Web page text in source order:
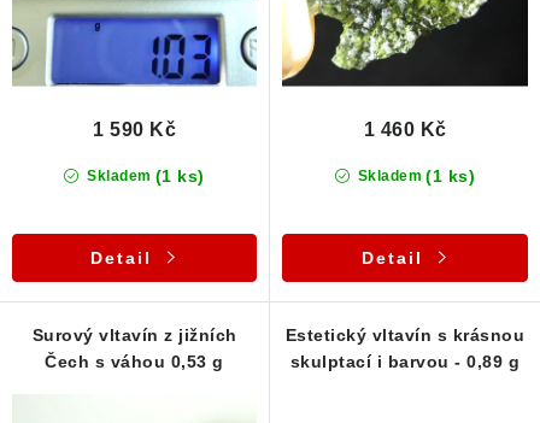
t
ů
k
t
Skladem (1 ks)
1 590 Kč
Detail
Skladem (1 ks)
1 460 Kč
Detail
Surový vltavín z jižních
Čech s váhou 0,53 g
Estetický vltavín s krásnou
skulptací i barvou - 0,89 g